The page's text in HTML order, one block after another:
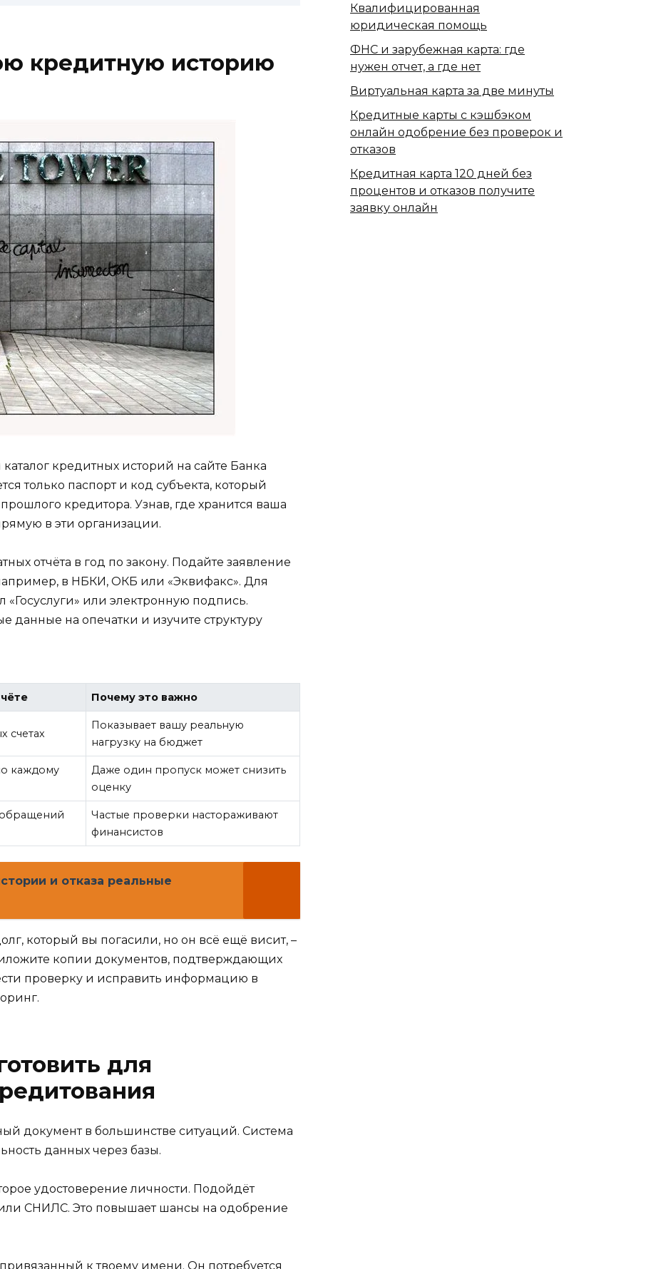
кредитную историю
кредитных историй на сайте Банка
только паспорт и код субъекта, который
кредитора. Узнав, где хранится ваша
в эти организации.
отчёта в год по закону. Подайте заявление
в НБКИ, ОКБ или «Эквифакс». Для
или электронную подпись.
данные на опечатки и изучите структуру
Почему это важно
счетах
Показывает вашу реальную
нагрузку на бюджет
каждому
Даже один пропуск может снизить
оценку
Частые проверки настораживают
финансистов
и отказа реальные
который вы погасили, но он всё ещё висит, –
копии документов, подтверждающих
проверку и исправить информацию в
для
документ в большинстве ситуаций. Система
данных через базы.
удостоверение личности. Подойдёт
СНИЛС. Это повышает шансы на одобрение
к твоему имени. Он потребуется
Квалифицированная
юридическая помощь
ФНС и зарубежная карта: где
нужен отчет, а где нет
Виртуальная карта за две минуты
Кредитные карты с кэшбэком
онлайн одобрение без проверок и
отказов
Кредитная карта 120 дней без
процентов и отказов получите
заявку онлайн